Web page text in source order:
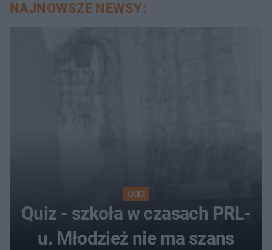
NAJNOWSZE NEWSY:
QUIZ
Quiz - szkoła w czasach PRL-
u. Młodzież nie ma szans